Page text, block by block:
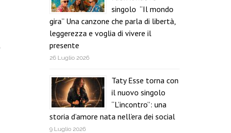
singolo “Il mondo
gira” Una canzone che parla di libertà,
leggerezza e voglia di vivere il
presente
26 Luglio 2026
Taty Esse torna con
il nuovo singolo
“L’incontro”: una
storia d’amore nata nell’era dei social
9 Luglio 2026